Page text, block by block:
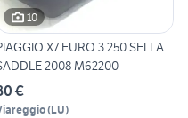
10
X7 EURO 3 250 SELLA
2008 M62200
€
(LU)